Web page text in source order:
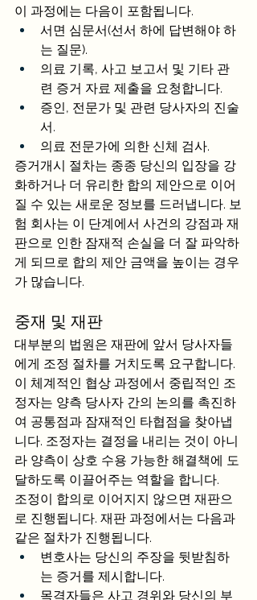
이 과정에는 다음이 포함됩니다.
서면 심문서(선서 하에 답변해야 하
는 질문).
의료 기록, 사고 보고서 및 기타 관
련 증거 자료 제출을 요청합니다.
증인, 전문가 및 관련 당사자의 진술
서.
의료 전문가에 의한 신체 검사.
증거개시 절차는 종종 당신의 입장을 강
화하거나 더 유리한 합의 제안으로 이어
질 수 있는 새로운 정보를 드러냅니다. 보
험 회사는 이 단계에서 사건의 강점과 재
판으로 인한 잠재적 손실을 더 잘 파악하
게 되므로 합의 제안 금액을 높이는 경우
가 많습니다.
중재 및 재판
대부분의 법원은 재판에 앞서 당사자들
에게 조정 절차를 거치도록 요구합니다.
이 체계적인 협상 과정에서 중립적인 조
정자는 양측 당사자 간의 논의를 촉진하
여 공통점과 잠재적인 타협점을 찾아냅
니다. 조정자는 결정을 내리는 것이 아니
라 양측이 상호 수용 가능한 해결책에 도
달하도록 이끌어주는 역할을 합니다.
조정이 합의로 이어지지 않으면 재판으
로 진행됩니다. 재판 과정에서는 다음과
같은 절차가 진행됩니다.
변호사는 당신의 주장을 뒷받침하
는 증거를 제시합니다.
목격자들은 사고 경위와 당신의 부